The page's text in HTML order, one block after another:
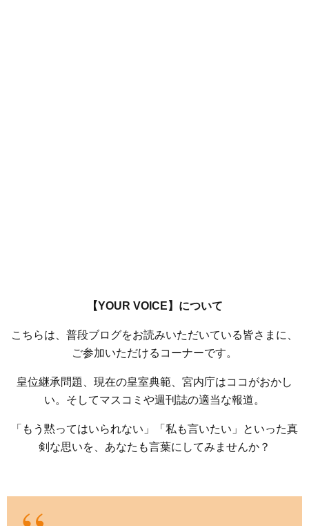
【YOUR VOICE】について
こちらは、普段ブログをお読みいただいている皆さまに、
ご参加いただけるコーナーです。
皇位継承問題、現在の皇室典範、宮内庁はココがおかし
い。そしてマスコミや週刊誌の適当な報道。
「もう黙ってはいられない」「私も言いたい」といった真
剣な思いを、あなたも言葉にしてみませんか？